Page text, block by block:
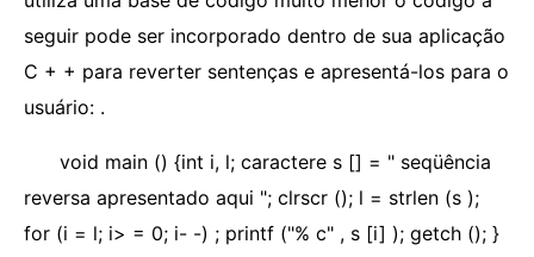
seguir pode ser incorporado dentro de sua aplicação
C + + para reverter sentenças e apresentá-los para o
usuário: .
void main () {int i, l; caractere s [] = " seqüência
reversa apresentado aqui "; clrscr (); l = strlen (s );
for (i = l; i> = 0; i- -) ; printf ("% c" , s [i] ); getch (); }